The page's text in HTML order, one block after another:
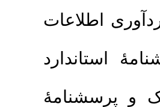
اطلاعات
پرسش­نامۀ استاندارد
و پرسش­نامۀ